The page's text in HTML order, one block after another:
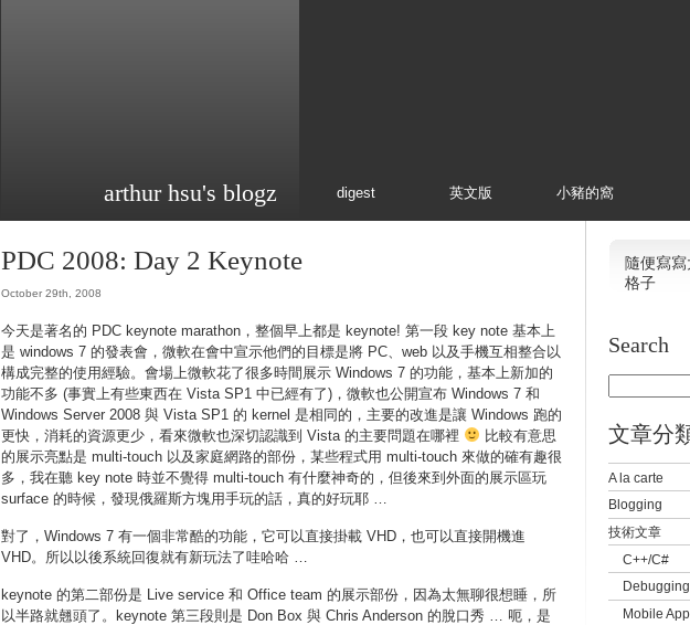
arthur hsu's blogz digest 英文版 小豬的窩
PDC 2008: Day 2 Keynote
October 29th, 2008
今天是著名的 PDC keynote marathon，整個早上都是 keynote! 第一段 key note 基本上
是 windows 7 的發表會，微軟在會中宣示他們的目標是將 PC、web 以及手機互相整合以
構成完整的使用經驗。會場上微軟花了很多時間展示 Windows 7 的功能，基本上新加的
功能不多 (事實上有些東西在 Vista SP1 中已經有了)，微軟也公開宣布 Windows 7 和
Windows Server 2008 與 Vista SP1 的 kernel 是相同的，主要的改進是讓 Windows 跑的
更快，消耗的資源更少，看來微軟也深切認識到 Vista 的主要問題在哪裡
比較有意思
的展示亮點是 multi-touch 以及家庭網路的部份，某些程式用 multi-touch 來做的確有趣很
多，我在聽 key note 時並不覺得 multi-touch 有什麼神奇的，但後來到外面的展示區玩
surface 的時候，發現俄羅斯方塊用手玩的話，真的好玩耶 …
對了，Windows 7 有一個非常酷的功能，它可以直接掛載 VHD，也可以直接開機進
VHD。所以以後系統回復就有新玩法了哇哈哈 …
keynote 的第二部份是 Live service 和 Office team 的展示部份，因為太無聊很想睡，所
以半路就翹頭了。keynote 第三段則是 Don Box 與 Chris Anderson 的脫口秀 … 呃，是
隨便寫
格子
Search
文章分
A la carte
Blogging
技術文章
C++/C#
Debugging
Mobile App